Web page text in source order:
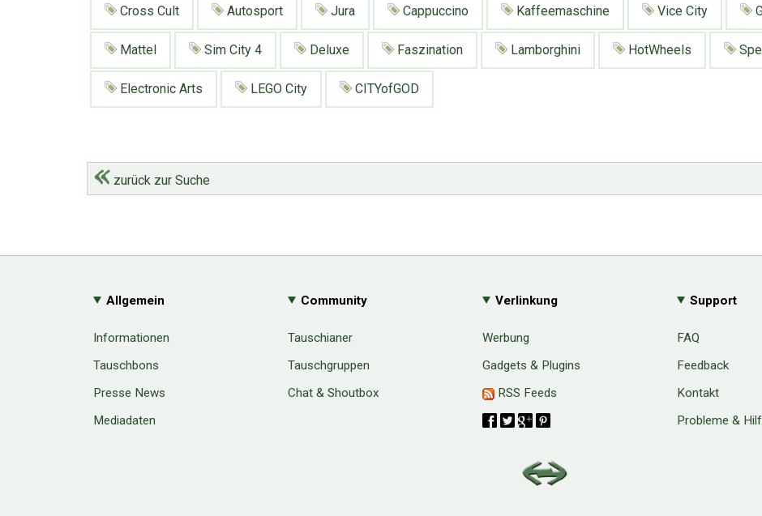
Cross Cult Autosport Jura Cappuccino Kaffeemaschine Vice City
Mattel Sim City 4 Deluxe Faszination Lamborghini HotWheels
Electronic Arts LEGO City CITYofGOD
zurück zur Suche
Allgemein
Informationen
Tauschbons
Presse News
Mediadaten
Community
Tauschianer
Tauschgruppen
Chat & Shoutbox
Verlinkung
Werbung
Gadgets & Plugins
RSS Feeds
Support
FAQ
Feedback
Kontakt
Probleme &